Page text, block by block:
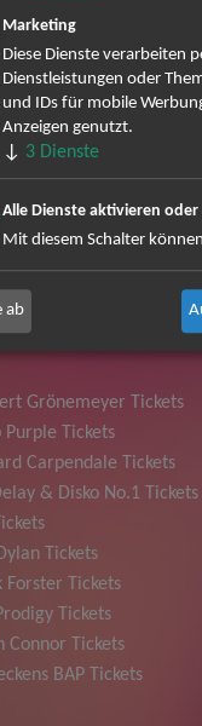
erscheinenden
Zustellung des
wieder
können Sie sich
Grönemeyer Tickets
Purple Tickets
Carpendale Tickets
& Disko No.1 Tickets
Tickets
Forster Tickets
Tickets
Connor Tickets
BAP Tickets
Marketing
Diese Dienste verarbeiten
Dienstleistungen oder
und IDs für mobile
Anzeigen genutzt.
↓ 3 Dienste
Alle Dienste aktivieren
Mit diesem Schalter
ab